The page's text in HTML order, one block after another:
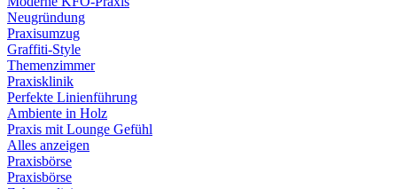
Neugründung
Praxisumzug
Graffiti-Style
Themenzimmer
Praxisklinik
Perfekte Linienführung
Ambiente in Holz
Praxis mit Lounge Gefühl
Alles anzeigen
Praxisbörse
Praxisbörse